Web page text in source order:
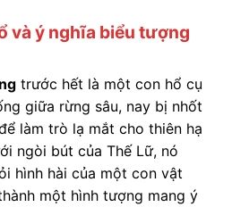
và ý nghĩa biểu tượng
trước hết là một con hổ cụ
giữa rừng sâu, nay bị nhốt
làm trò lạ mắt cho thiên hạ
ngòi bút của Thế Lữ, nó
hình hài của một con vật
một hình tượng mang ý